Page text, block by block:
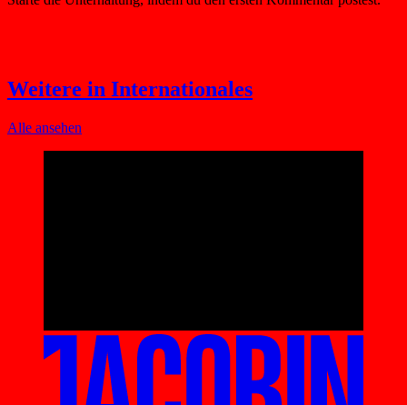
Weitere in Internationales
Alle ansehen